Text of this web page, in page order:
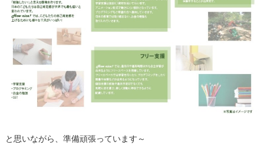
と思いながら、準備頑張っています～